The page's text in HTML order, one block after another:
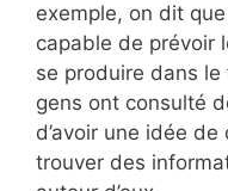
exemple, on dit
capable de prévoir
se produire dans
gens ont consulté
d’avoir une idée
trouver des